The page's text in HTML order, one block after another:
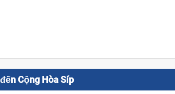
Cộng Hòa Síp